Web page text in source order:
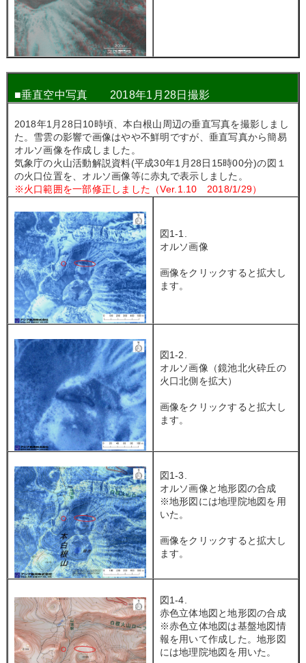
■垂直空中写真 2018年1月28日撮影
2018年1月28日10時頃、本白根山周辺の垂直写真を撮影しまし
た。雪雲の影響で画像はやや不鮮明ですが、垂直写真から簡易
オルソ画像を作成しました。
気象庁の火山活動解説資料(平成30年1月28日15時00分)の図１
の火口位置を、オルソ画像等に赤丸で表示しました。
※火口範囲を一部修正しました（Ver.1.10 2018/1/29）
図1-1.
オルソ画像
画像をクリックすると拡大し
ます。
図1-2.
オルソ画像（鏡池北火砕丘の
火口北側を拡大）
画像をクリックすると拡大し
ます。
図1-3.
オルソ画像と地形図の合成
※地形図には地理院地図を用
いた。
画像をクリックすると拡大し
ます。
図1-4.
赤色立体地図と地形図の合成
※赤色立体地図は基盤地図情
報を用いて作成した。地形図
には地理院地図を用いた。